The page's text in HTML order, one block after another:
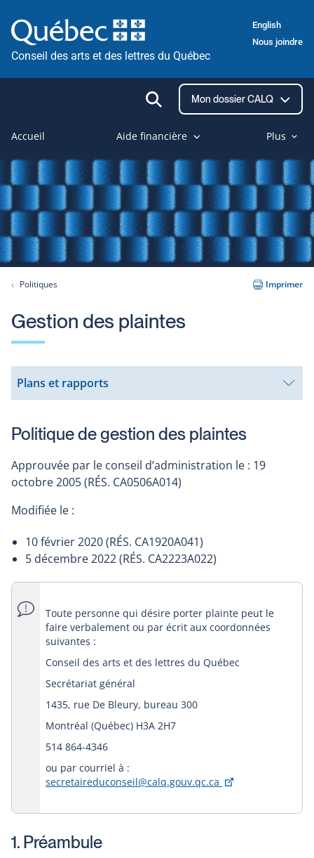
au
contenu
Conseil des arts et des lettres du Québec
English
Nous joindre
Ouvrir
la
recherche
Mon dossier CALQ
Accueil Aide financière Plus
Politiques Imprimer
Gestion des plaintes
Plans et rapports
Ouvrir
le
Politique de gestion des plaintes
Approuvée par le conseil d’administration le : 19
octobre 2005 (RÉS. CA0506A014)
Modifiée le :
10 février 2020 (RÉS. CA1920A041)
5 décembre 2022 (RÉS. CA2223A022)
Toute personne qui désire porter plainte peut le
faire verbalement ou par écrit aux coordonnées
suivantes :
Conseil des arts et des lettres du Québec
Secrétariat général
1435, rue De Bleury, bureau 300
Montréal (Québec) H3A 2H7
514 864-4346
ou par courriel à :
secretaireduconseil@calq.gouv.qc.ca
Ce
1. Préambule